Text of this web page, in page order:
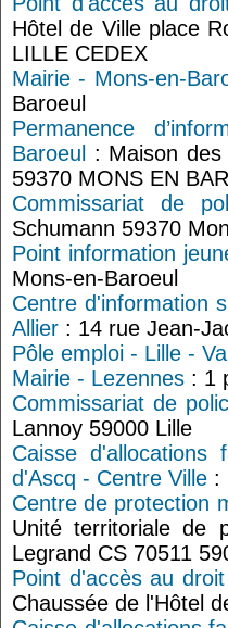
Hôtel de Ville place
LILLE CEDEX
Mairie - Mons-en-
Baroeul
Permanence
Baroeul
: Maison
59370 MONS EN
Commissariat de
Schumann 59370
Point information
Mons-en-Baroeul
Centre d'information
Allier : 14 rue Jean-
Pôle emploi - Lille -
Mairie - Lezennes : 1
Commissariat de
Lannoy 59000 Lille
Caisse
d'Ascq - Centre Ville :
Centre de protection
Unité territoriale de
Legrand CS 70511
Point d'accès au droit
Chaussée de l'Hôtel